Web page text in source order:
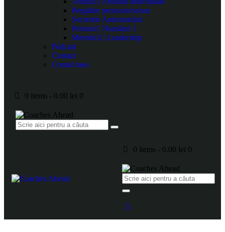
Pregătire presezon/sezon
Secretele Antrenorului
Portarul | Numărul 1
Metodică | Leadership
Podcast
Contact
Contul meu
0 items - 0.00 lei 0
0 items - 0.00 lei 0